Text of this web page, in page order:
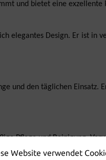
und bietet eine
elegantes Design. Er ist
und den täglichen
Pflege und Reinigung.
bewahren.
Website verwendet